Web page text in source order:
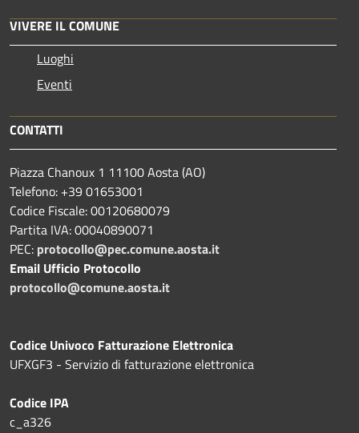
VIVERE IL COMUNE
Luoghi
Eventi
CONTATTI
Piazza Chanoux 1 11100 Aosta (AO)
Telefono: +39 01653001
Codice Fiscale: 00120680079
Partita IVA: 00040890071
PEC: protocollo@pec.comune.aosta.it
Email Ufficio Protocollo
protocollo@comune.aosta.it
Codice Univoco Fatturazione Elettronica
UFXGF3 - Servizio di fatturazione elettronica
Codice IPA
c_a326